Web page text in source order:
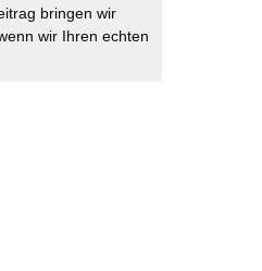
bringen wir
wir Ihren echten